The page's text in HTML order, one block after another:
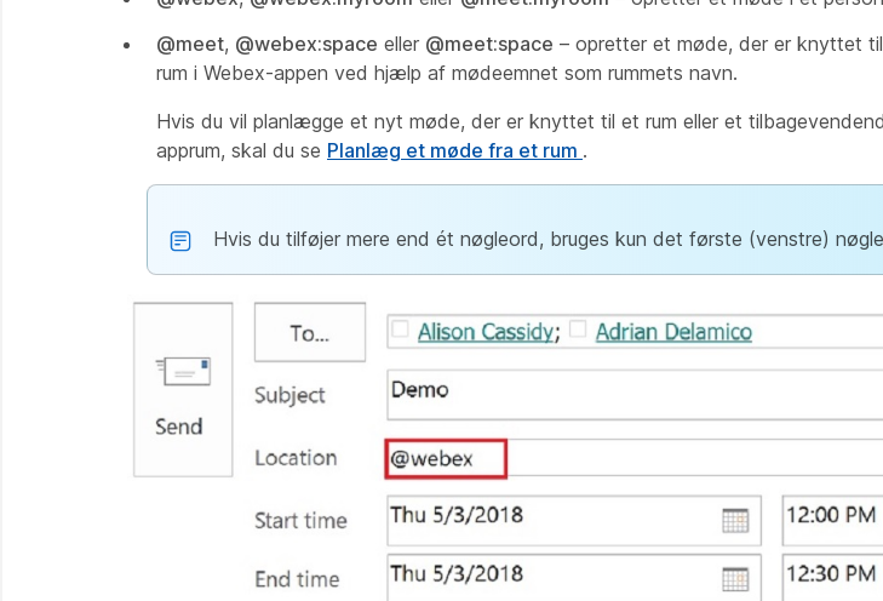
@meet, @webex:space eller @meet:space – opretter et møde, der er knyttet
rum i Webex-appen ved hjælp af mødeemnet som rummets navn.
Hvis du vil planlægge et nyt møde, der er knyttet til et rum eller et
apprum, skal du se Planlæg et møde fra et rum .
Hvis du tilføjer mere end ét nøgleord, bruges kun det første (venstre)